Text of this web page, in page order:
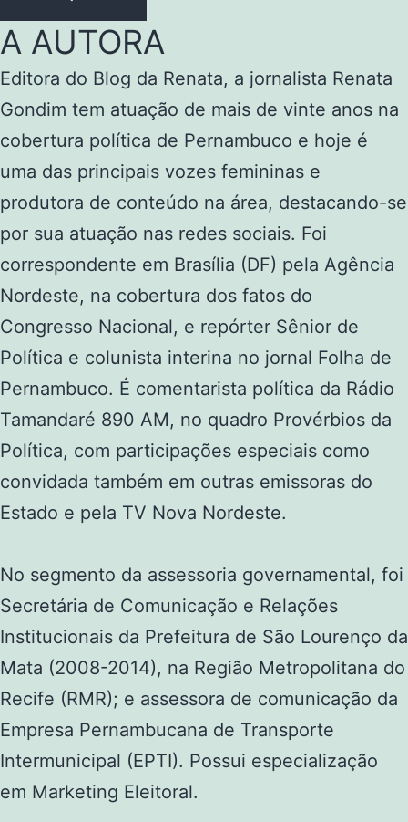
A AUTORA
Editora do Blog da Renata, a jornalista Renata
Gondim tem atuação de mais de vinte anos na
cobertura política de Pernambuco e hoje é
uma das principais vozes femininas e
produtora de conteúdo na área, destacando-se
por sua atuação nas redes sociais. Foi
correspondente em Brasília (DF) pela Agência
Nordeste, na cobertura dos fatos do
Congresso Nacional, e repórter Sênior de
Política e colunista interina no jornal Folha de
Pernambuco. É comentarista política da Rádio
Tamandaré 890 AM, no quadro Provérbios da
Política, com participações especiais como
convidada também em outras emissoras do
Estado e pela TV Nova Nordeste.
No segmento da assessoria governamental, foi
Secretária de Comunicação e Relações
Institucionais da Prefeitura de São Lourenço da
Mata (2008-2014), na Região Metropolitana do
Recife (RMR); e assessora de comunicação da
Empresa Pernambucana de Transporte
Intermunicipal (EPTI). Possui especialização
em Marketing Eleitoral.